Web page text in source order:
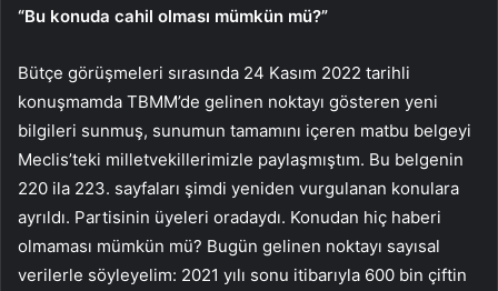
“Bu konuda cahil olması mümkün mü?”
Bütçe görüşmeleri sırasında 24 Kasım 2022 tarihli
konuşmamda TBMM’de gelinen noktayı gösteren yeni
bilgileri sunmuş, sunumun tamamını içeren matbu belgeyi
Meclis’teki milletvekillerimizle paylaşmıştım. Bu belgenin
220 ila 223. sayfaları şimdi yeniden vurgulanan konulara
ayrıldı. Partisinin üyeleri oradaydı. Konudan hiç haberi
olmaması mümkün mü? Bugün gelinen noktayı sayısal
verilerle söyleyelim: 2021 yılı sonu itibarıyla 600 bin çiftin